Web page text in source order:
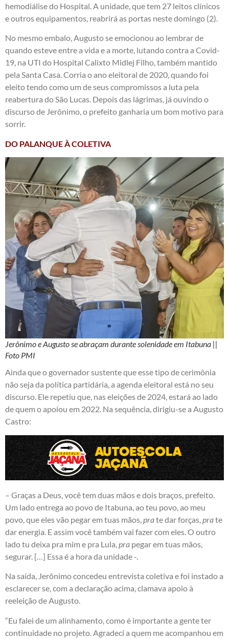
hemodiálise do Hospital. A unidade, que tem 27 leitos clínicos
e outros equipamentos, reabrirá as portas neste domingo (2).
No mesmo embalo, Augusto se emocionou ao lembrar de
quando esteve entre a vida e a morte, lutando contra a Covid-
19, na UTI do Hospital Calixto Midlej Filho, também mantido
pela Santa Casa. Corria o ano eleitoral de 2020, quando foi
eleito tendo como um de seus compromissos a luta pela
reabertura do São Lucas. Depois das lágrimas, já ouvindo o
discurso de Jerônimo, o prefeito ganharia um bom motivo para
sorrir.
DO PALANQUE À COLETIVA
Jerônimo e Augusto se abraçam durante solenidade em Itabuna ||
Foto PMI
Ainda que o governador sustente que esse tipo de cerimônia
não seja da política partidária, a agenda eleitoral está no seu
discurso. Ele repetiu que, nas eleições de 2024, estará ao lado
de quem o apoiou em 2022. Na sequência, dirigiu-se a Augusto
Castro:
– Graças a Deus, você tem duas mãos e dois braços, prefeito.
Um lado entrega ao povo de Itabuna, ao teu povo, ao meu
povo, que eles vão pegar em tuas mãos, prate dar forças, prate
dar energia. E assim você também vai fazer com eles. O outro
lado tu deixa pra mim e pra Lula, pra pegar em tuas mãos,
segurar. […] Essa é a hora da unidade -.
Na saída, Jerônimo concedeu entrevista coletiva e foi instado a
esclarecer se, com a declaração acima, clamava apoio à
reeleição de Augusto.
“Eu falei de um alinhamento, como é importante a gente ter
continuidade no projeto. Agradeci a quem me acompanhou em